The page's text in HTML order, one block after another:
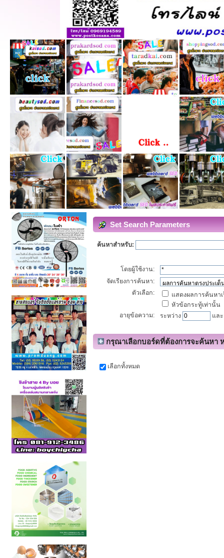
Set Search Parameters
ค้นหาสำหรับ:
โดยผู้ใช้งาน:
จัดเรียงการค้นหา:
ตัวเลือก:
แสดงผลการค้นหา
หัวข้อกระทู้เท่านั้น
อายุข้อความ:
ระหว่าง แล
กรุณาเลือกบอร์ดที่ต้องการจะค้นหา
เลือกทั้งหมด